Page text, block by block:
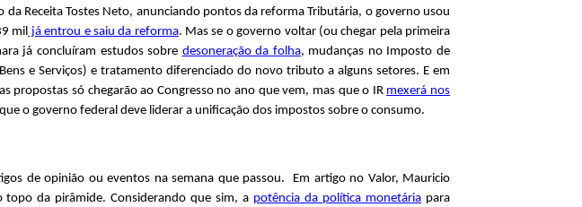
Receita Tostes Neto, anunciando pontos da reforma Tributária, o governo usou
mil já entrou e saiu da reforma. Mas se o governo voltar (ou chegar pela primeira
já concluíram estudos sobre desoneração da folha, mudanças no Imposto de
e Serviços) e tratamento diferenciado do novo tributo a alguns setores. E em
propostas só chegarão ao Congresso no ano que vem, mas que o IR mexerá nos
o governo federal deve liderar a unificação dos impostos sobre o consumo.
de opinião ou eventos na semana que passou. Em artigo no Valor, Mauricio
da pirâmide. Considerando que sim, a potência da política monetária para